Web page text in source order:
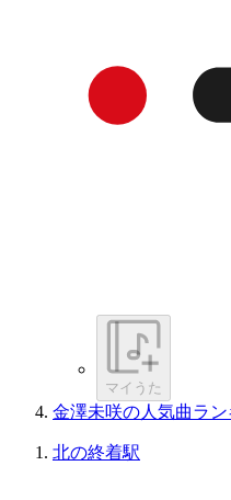
マイうた
金澤未咲の人気曲ラ
北の終着駅